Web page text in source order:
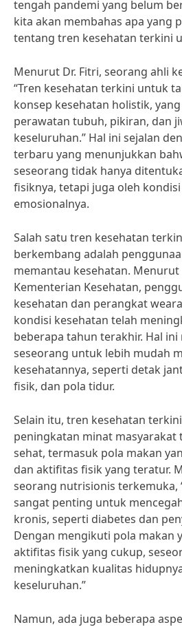
tengah pandemi yang belum
kita akan membahas apa yang
tentang tren kesehatan terkini
Menurut Dr. Fitri, seorang ahli
“Tren kesehatan terkini untuk
konsep kesehatan holistik,
perawatan tubuh, pikiran, dan
keseluruhan.” Hal ini sejalan
terbaru yang menunjukkan
seseorang tidak hanya
fisiknya, tetapi juga oleh
emosionalnya.
Salah satu tren kesehatan
berkembang adalah
memantau kesehatan.
Kementerian Kesehatan,
kesehatan dan perangkat
kondisi kesehatan telah
beberapa tahun terakhir. Hal
seseorang untuk lebih mudah
kesehatannya, seperti detak
fisik, dan pola tidur.
Selain itu, tren kesehatan
peningkatan minat masyarakat
sehat, termasuk pola makan
dan aktifitas fisik yang teratur.
seorang nutrisionis terkemuka,
sangat penting untuk
kronis, seperti diabetes dan
Dengan mengikuti pola makan
aktifitas fisik yang cukup,
meningkatkan kualitas
keseluruhan.”
Namun, ada juga beberapa